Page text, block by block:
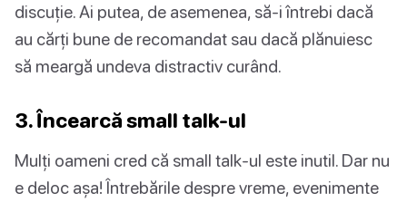
discuție. Ai putea, de asemenea, să-i întrebi dacă
au cărți bune de recomandat sau dacă plănuiesc
să meargă undeva distractiv curând.
3. Încearcă small talk-ul
Mulți oameni cred că small talk-ul este inutil. Dar nu
e deloc așa! Întrebările despre vreme, evenimente